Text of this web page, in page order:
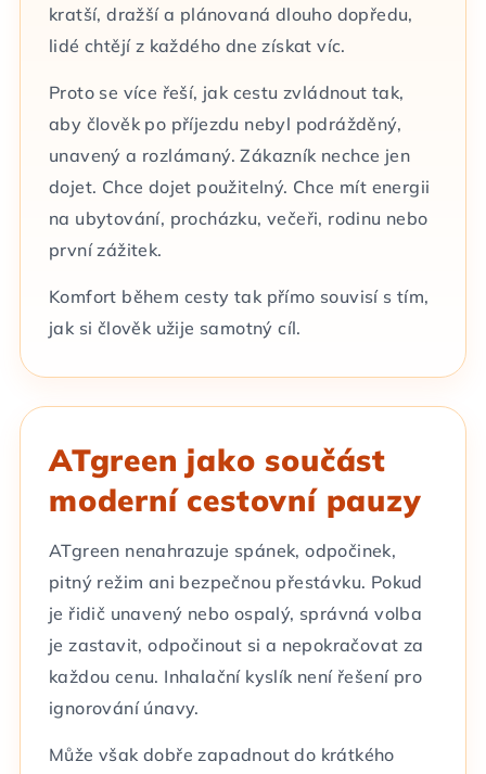
kratší, dražší a plánovaná dlouho dopředu,
lidé chtějí z každého dne získat víc.
Proto se více řeší, jak cestu zvládnout tak,
aby člověk po příjezdu nebyl podrážděný,
unavený a rozlámaný. Zákazník nechce jen
dojet. Chce dojet použitelný. Chce mít energii
na ubytování, procházku, večeři, rodinu nebo
první zážitek.
Komfort během cesty tak přímo souvisí s tím,
jak si člověk užije samotný cíl.
ATgreen jako součást
moderní cestovní pauzy
ATgreen nenahrazuje spánek, odpočinek,
pitný režim ani bezpečnou přestávku. Pokud
je řidič unavený nebo ospalý, správná volba
je zastavit, odpočinout si a nepokračovat za
každou cenu. Inhalační kyslík není řešení pro
ignorování únavy.
Může však dobře zapadnout do krátkého